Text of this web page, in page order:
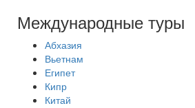
Международные туры
Абхазия
Вьетнам
Египет
Кипр
Китай